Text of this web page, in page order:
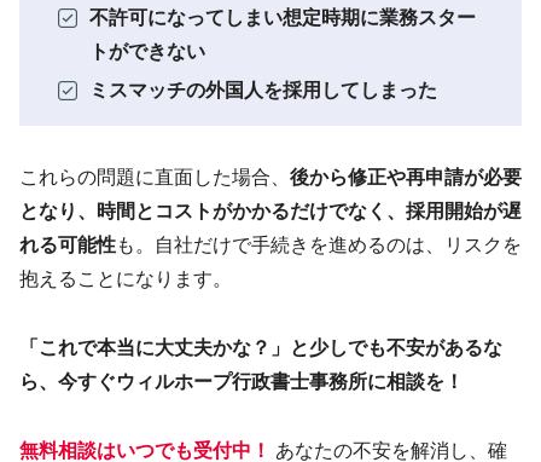
不許可になってしまい想定時期に業務スター
トができない
ミスマッチの外国人を採用してしまった
これらの問題に直面した場合、 後から修正や再申請が必要
となり、時間とコストがかかるだけでなく、採用開始が遅
れる可能性も。自社だけで手続きを進めるのは、リスクを
抱えることになります。
「これで本当に大丈夫かな？」と少しでも不安があるな
ら、今すぐウィルホープ行政書士事務所に相談を！
無料相談はいつでも受付中！
あなたの不安を解消し、確